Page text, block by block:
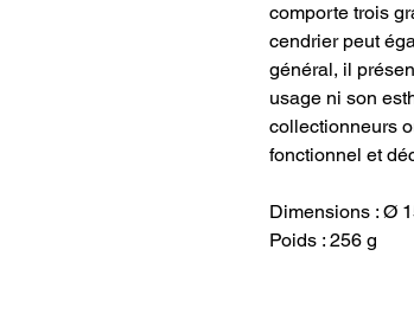
comporte trois
cendrier peut
général, il
usage ni son
collectionneurs
fonctionnel et
Dimensions : Ø
Poids : 256 g